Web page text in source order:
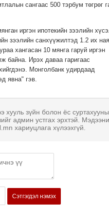
сангаас 500 тэрбум төгрөг
иргэн ипотекийн зээлийн
зээлийн санхүүжилтэд 1.2 их
хангасан 10 мянга гаруй иргэн
байна. Ирэх даваа гаригаас
Монголбанк удирдаад
явна" гэв.
хууль зүйн болон ёс
админ устгах эрхтэй.
хариуцлага хүлээхгүй.
Сэтгэгдэл нэмэх